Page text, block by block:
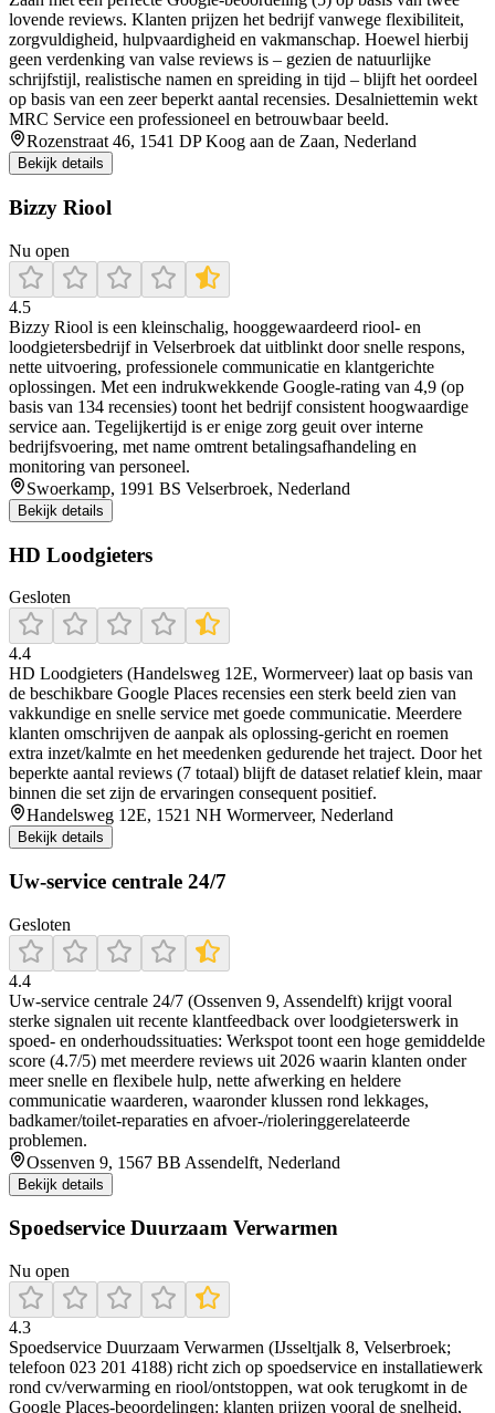
lovende reviews. Klanten prijzen het bedrijf vanwege flexibiliteit,
zorgvuldigheid, hulpvaardigheid en vakmanschap. Hoewel hierbij
geen verdenking van valse reviews is – gezien de natuurlijke
schrijfstijl, realistische namen en spreiding in tijd – blijft het oordeel
op basis van een zeer beperkt aantal recensies. Desalniettemin wekt
MRC Service een professioneel en betrouwbaar beeld.
Rozenstraat 46, 1541 DP Koog aan de Zaan, Nederland
Bekijk details
Bizzy Riool
Nu open
4.5
Bizzy Riool is een kleinschalig, hooggewaardeerd riool- en
loodgietersbedrijf in Velserbroek dat uitblinkt door snelle respons,
nette uitvoering, professionele communicatie en klantgerichte
oplossingen. Met een indrukwekkende Google-rating van 4,9 (op
basis van 134 recensies) toont het bedrijf consistent hoogwaardige
service aan. Tegelijkertijd is er enige zorg geuit over interne
bedrijfsvoering, met name omtrent betalingsafhandeling en
monitoring van personeel.
Swoerkamp, 1991 BS Velserbroek, Nederland
Bekijk details
HD Loodgieters
Gesloten
4.4
HD Loodgieters (Handelsweg 12E, Wormerveer) laat op basis van
de beschikbare Google Places recensies een sterk beeld zien van
vakkundige en snelle service met goede communicatie. Meerdere
klanten omschrijven de aanpak als oplossing-gericht en roemen
extra inzet/kalmte en het meedenken gedurende het traject. Door het
beperkte aantal reviews (7 totaal) blijft de dataset relatief klein, maar
binnen die set zijn de ervaringen consequent positief.
Handelsweg 12E, 1521 NH Wormerveer, Nederland
Bekijk details
Uw-service centrale 24/7
Gesloten
4.4
Uw-service centrale 24/7 (Ossenven 9, Assendelft) krijgt vooral
sterke signalen uit recente klantfeedback over loodgieterswerk in
spoed- en onderhoudssituaties: Werkspot toont een hoge gemiddelde
score (4.7/5) met meerdere reviews uit 2026 waarin klanten onder
meer snelle en flexibele hulp, nette afwerking en heldere
communicatie waarderen, waaronder klussen rond lekkages,
badkamer/toilet-reparaties en afvoer-/rioleringgerelateerde
problemen.
Ossenven 9, 1567 BB Assendelft, Nederland
Bekijk details
Spoedservice Duurzaam Verwarmen
Nu open
4.3
Spoedservice Duurzaam Verwarmen (IJsseltjalk 8, Velserbroek;
telefoon 023 201 4188) richt zich op spoedservice en installatiewerk
rond cv/verwarming en riool/ontstoppen, wat ook terugkomt in de
Google Places-beoordelingen: klanten prijzen vooral de snelheid,